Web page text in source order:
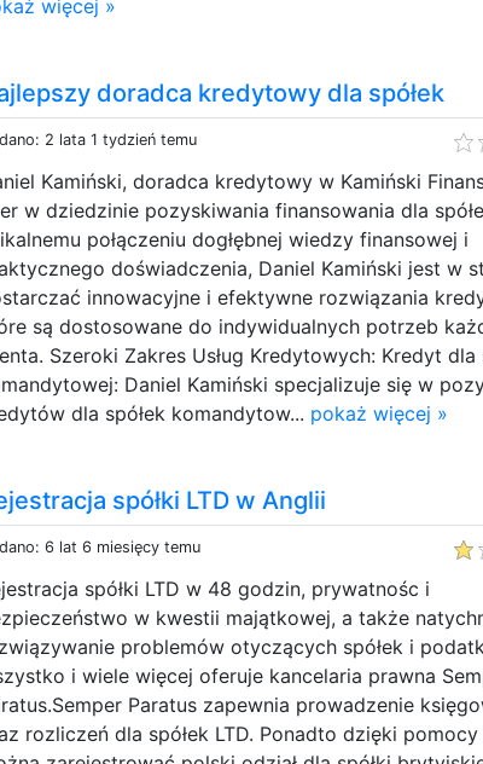
więcej »
doradca kredytowy dla spółek
2 lata 1 tydzień temu
Kamiński, doradca kredytowy w Kamiński
w dziedzinie pozyskiwania finansowania dla
połączeniu dogłębnej wiedzy finansowej i
doświadczenia, Daniel Kamiński jest w
innowacyjne i efektywne rozwiązania
są dostosowane do indywidualnych potrzeb
Szeroki Zakres Usług Kredytowych: Kredyt dla
Daniel Kamiński specjalizuje się w
dla spółek komandytow... pokaż więcej »
spółki LTD w Anglii
6 lat 6 miesięcy temu
spółki LTD w 48 godzin, prywatnośc i
w kwestii majątkowej, a także
problemów otyczących spółek i
i wiele więcej oferuje kancelaria prawna
Paratus zapewnia prowadzenie
rozliczeń dla spółek LTD. Ponadto dzięki